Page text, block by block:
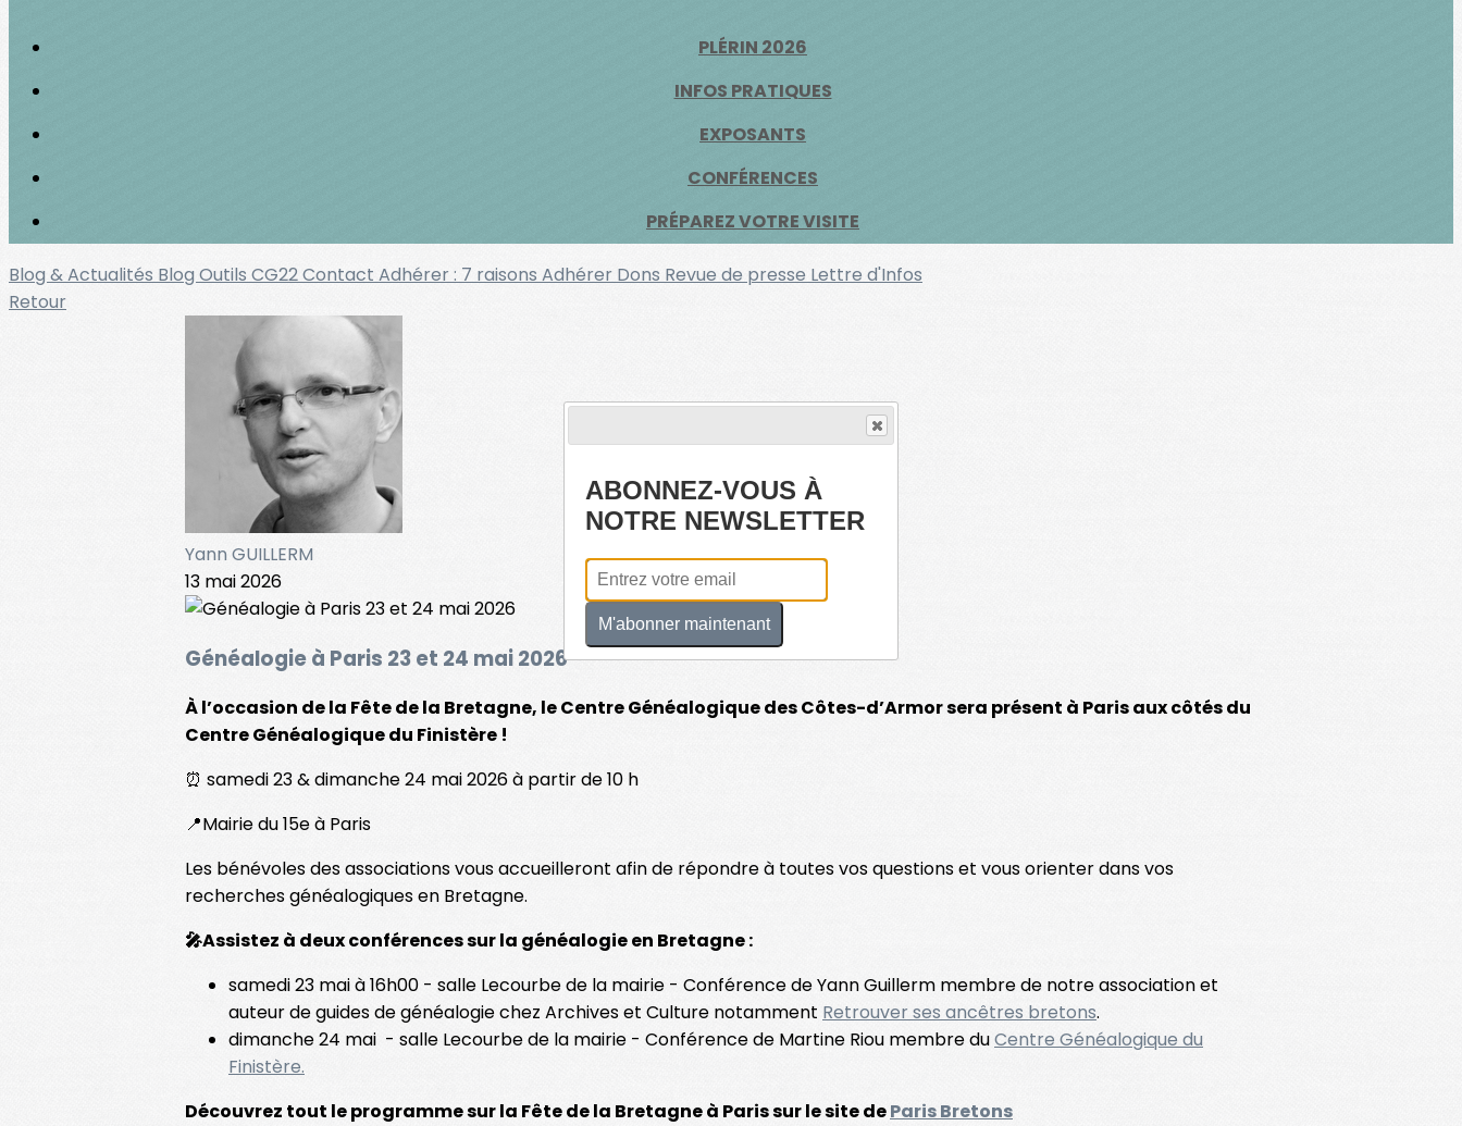
PLÉRIN 2026
INFOS PRATIQUES
EXPOSANTS
CONFÉRENCES
PRÉPAREZ VOTRE VISITE
Blog & Actualités Blog Outils CG22Contact Adhérer : 7 raisons Adhérer Dons Revue de presse Lettre d'Infos
Retour
Yann GUILLERM
13 mai 2026
Généalogie à Paris 23 et 24 mai 2026
À l’occasion de la Fête de la Bretagne, le Centre Généalogique des Côtes-d’Armor sera présent à Paris aux côtés du
Centre Généalogique du Finistère !
⏰ samedi 23 & dimanche 24 mai 2026 à partir de 10 h
📍Mairie du 15e à Paris
Les bénévoles des associations vous accueilleront afin de répondre à toutes vos questions et vous orienter dans vos
recherches généalogiques en Bretagne.
🎤Assistez à deux conférences sur la généalogie en Bretagne :
samedi 23 mai à 16h00 - salle Lecourbe de la mairie - Conférence de Yann Guillerm membre de notre association et
auteur de guides de généalogie chez Archives et Culture notamment Retrouver ses ancêtres bretons.
dimanche 24 mai - salle Lecourbe de la mairie - Conférence de Martine Riou membre duCentre Généalogique du
Finistère.
Découvrez tout le programme sur la Fête de la Bretagne à Paris sur le site deParis Bretons
ABONNEZ-VOUS À
NOTRE NEWSLETTER
M'abonner maintenant